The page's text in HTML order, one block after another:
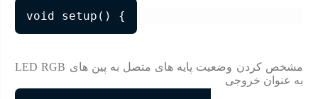
void setup() {
مشخص کردن وضعیت پایه های متصل به پین های LED RGB
به عنوان خروجی